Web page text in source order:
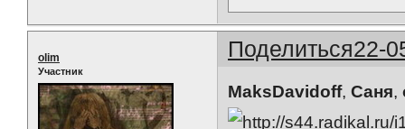
Поделиться22-
olim
Участник
MaksDavidoff,Саня,